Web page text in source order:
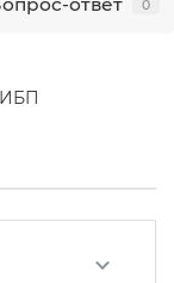
ответ 0
ИБП